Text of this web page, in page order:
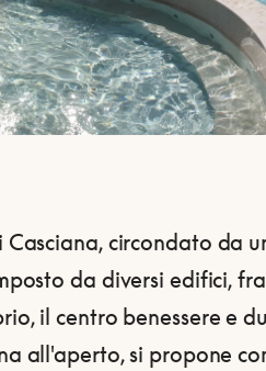
circondato da
da diversi edifici,
il centro benessere e
all'aperto, si propone